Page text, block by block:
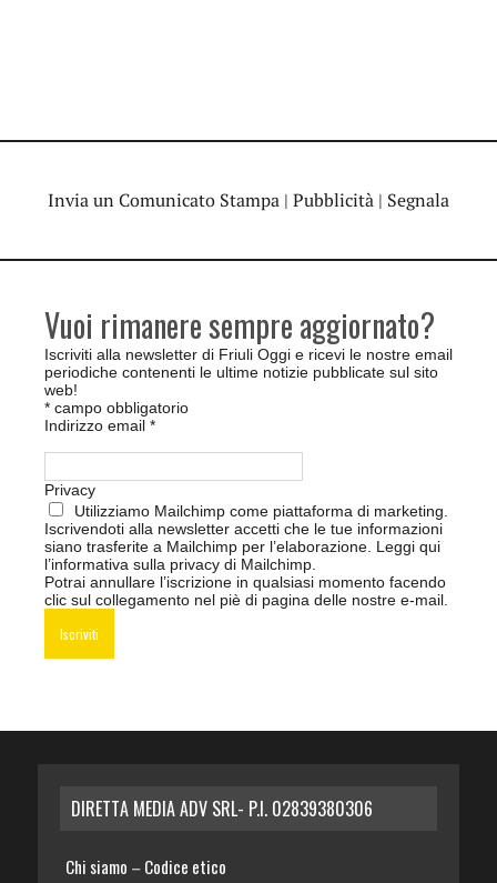
Invia un Comunicato Stampa | Pubblicità | Segnala
Vuoi rimanere sempre aggiornato?
Iscriviti alla newsletter di Friuli Oggi e ricevi le nostre email
periodiche contenenti le ultime notizie pubblicate sul sito
web!
* campo obbligatorio
Indirizzo email *
Privacy
Utilizziamo Mailchimp come piattaforma di marketing.
Iscrivendoti alla newsletter accetti che le tue informazioni
siano trasferite a Mailchimp per l’elaborazione. Leggi qui
l’informativa sulla privacy di Mailchimp
Potrai annullare l’iscrizione in qualsiasi momento facendo
clic sul collegamento nel piè di pagina delle nostre e-mail.
DIRETTA MEDIA ADV SRL- P.I. 02839380306
Chi siamo – Codice etico